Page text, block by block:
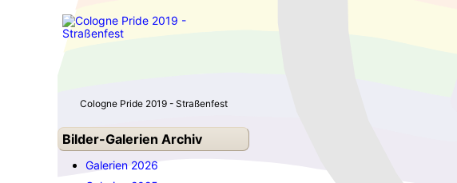
Cologne Pride 2019 - Straßenfest
Bilder-Galerien Archiv
Galerien 2026